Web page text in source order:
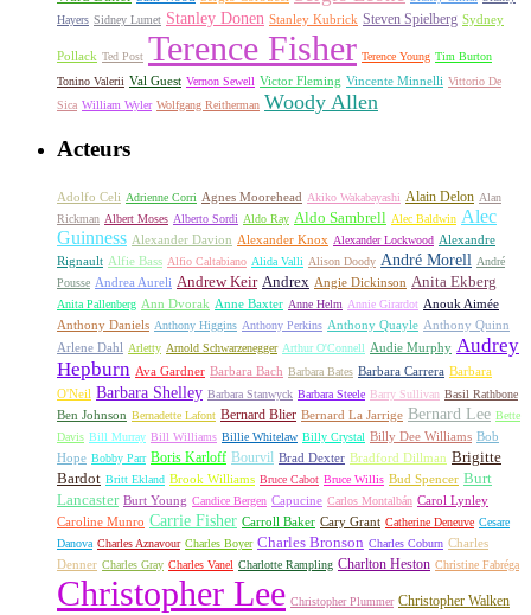
Hayers Sidney Lumet Stanley Donen Stanley Kubrick Steven Spielberg Sydney
Pollack Ted Post Terence Fisher Terence Young Tim Burton
Tonino Valerii Val Guest Vernon Sewell Victor Fleming Vincente Minnelli Vittorio De
Sica William Wyler Wolfgang Reitherman Woody Allen
Acteurs
Adolfo Celi Adrienne Corri Agnes Moorehead Akiko Wakabayashi Alain Delon Alan
Rickman Albert Moses Alberto Sordi Aldo Ray Aldo Sambrell Alec Baldwin Alec
Guinness Alexander Davion Alexander Knox Alexander Lockwood Alexandre
Rignault Alfie Bass Alfio Caltabiano Alida Valli Alison Doody André Morell André
Pousse Andrea Aureli Andrew Keir Andrex Angie Dickinson Anita Ekberg
Anita Pallenberg Ann Dvorak Anne Baxter Anne Helm Annie Girardot Anouk Aimée
Anthony Daniels Anthony Higgins Anthony Perkins Anthony Quayle Anthony Quinn
Arlene Dahl Arletty Arnold Schwarzenegger Arthur O'Connell Audie Murphy Audrey
Hepburn Ava Gardner Barbara Bach Barbara Bates Barbara Carrera Barbara
O'Neil Barbara Shelley Barbara Stanwyck Barbara Steele Barry Sullivan Basil Rathbone
Ben Johnson Bernadette Lafont Bernard Blier Bernard La Jarrige Bernard Lee Bette
Davis Bill Murray Bill Williams Billie Whitelaw Billy Crystal Billy Dee Williams Bob
Hope Bobby Parr Boris Karloff Bourvil Brad Dexter Bradford Dillman Brigitte
Bardot Britt Ekland Brook Williams Bruce Cabot Bruce Willis Bud Spencer Burt
Lancaster Burt Young Candice Bergen Capucine Carlos Montalbán Carol Lynley
Caroline Munro Carrie Fisher Carroll Baker Cary Grant Catherine Deneuve Cesare
Danova Charles Aznavour Charles Boyer Charles Bronson Charles Coburn Charles
Denner Charles Gray Charles Vanel Charlotte Rampling Charlton Heston Christine Fabréga
Christopher Lee Christopher Plummer Christopher Walken